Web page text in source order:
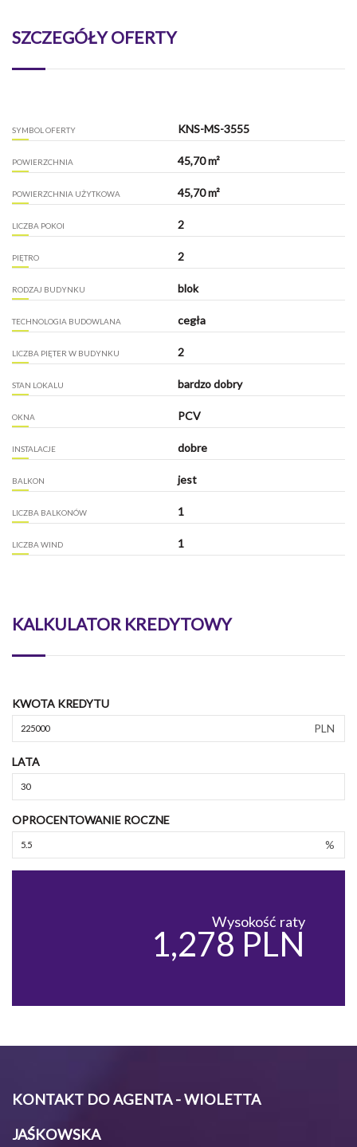
SZCZEGÓŁY OFERTY
SYMBOL OFERTY KNS-MS-3555
POWIERZCHNIA 45,70 m²
POWIERZCHNIA UŻYTKOWA 45,70 m²
LICZBA POKOI 2
PIĘTRO 2
RODZAJ BUDYNKU blok
TECHNOLOGIA BUDOWLANA cegła
LICZBA PIĘTER W BUDYNKU 2
STAN LOKALU bardzo dobry
OKNA PCV
INSTALACJE dobre
BALKON jest
LICZBA BALKONÓW 1
LICZBA WIND 1
KALKULATOR KREDYTOWY
KWOTA KREDYTU
PLN
LATA
OPROCENTOWANIE ROCZNE
%
Wysokość raty
1,278 PLN
KONTAKT DO AGENTA - WIOLETTA
JAŚKOWSKA